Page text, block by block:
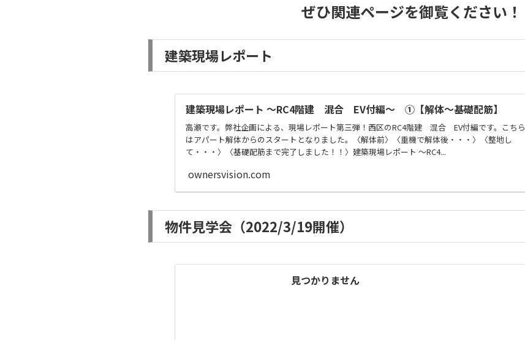
ぜひ関連ページを御覧ください！
建築現場レポート
建築現場レポート ～RC4階建 混合 EV付編～ ①【解体～基礎配筋】
高瀬です。弊社企画による、現場レポート第三弾！西区のRC4階建 混合 EV付編です。こちら
はアパート解体からのスタートとなりました。〈解体前〉〈重機で解体後・・・〉〈整地し
て・・・〉〈基礎配筋まで完了しました！！〉建築現場レポート ～RC4...
ownersvision.com
物件見学会（2022/3/19開催）
見つかりません